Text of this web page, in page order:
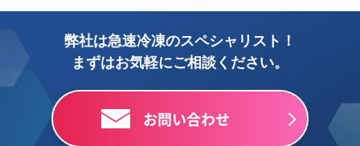
弊社は急速冷凍のスペシャリスト！
まずはお気軽にご相談ください。
お問い合わせ